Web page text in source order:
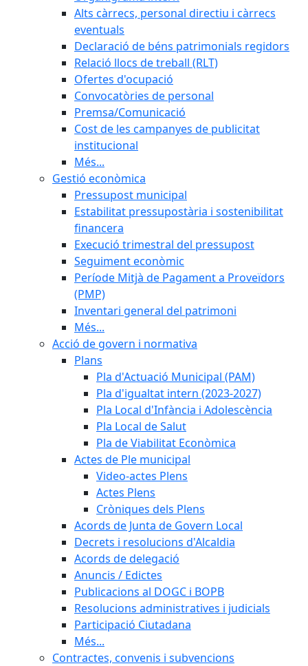
Alts càrrecs, personal directiu i càrrecs
eventuals
Declaració de béns patrimonials regidors
Relació llocs de treball (RLT)
Ofertes d'ocupació
Convocatòries de personal
Premsa/Comunicació
Cost de les campanyes de publicitat
institucional
Més...
Gestió econòmica
Pressupost municipal
Estabilitat pressupostària i sostenibilitat
financera
Execució trimestral del pressupost
Seguiment econòmic
Període Mitjà de Pagament a Proveïdors
(PMP)
Inventari general del patrimoni
Més...
Acció de govern i normativa
Plans
Pla d'Actuació Municipal (PAM)
Pla d'igualtat intern (2023-2027)
Pla Local d'Infància i Adolescència
Pla Local de Salut
Pla de Viabilitat Econòmica
Actes de Ple municipal
Video-actes Plens
Actes Plens
Cròniques dels Plens
Acords de Junta de Govern Local
Decrets i resolucions d'Alcaldia
Acords de delegació
Anuncis / Edictes
Publicacions al DOGC i BOPB
Resolucions administratives i judicials
Participació Ciutadana
Més...
Contractes, convenis i subvencions